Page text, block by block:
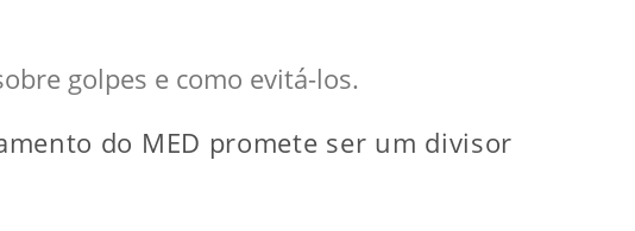
golpes e como evitá-los.
do MED promete ser um divisor